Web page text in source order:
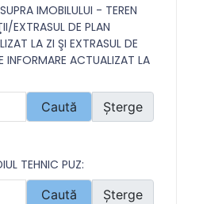
IMOBILULUI - TEREN
EXTRASUL DE PLAN
LA ZI ŞI EXTRASUL DE
INFORMARE ACTUALIZAT LA
Caută
Șterge
TEHNIC PUZ:
Caută
Șterge